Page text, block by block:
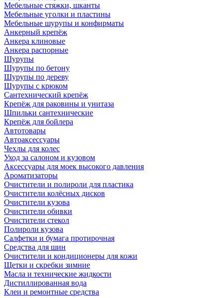
Мебельные стяжки, шканты
Мебельные уголки и пластины
Мебельные шурупы и конфирматы
Анкерный крепёж
Анкера клиновые
Анкера распорные
Шурупы
Шурупы по бетону
Шурупы по дереву
Шурупы с крюком
Сантехнический крепёж
Крепёж для раковины и унитаза
Шпильки сантехнические
Крепёж для бойлера
Автотовары
Автоаксессуары
Чехлы для колес
Уход за салоном и кузовом
Аксессуары для моек высокого давления
Ароматизаторы
Очистители и полироли для пластика
Очистители колёсных дисков
Очистители кузова
Очистители обивки
Очистители стекол
Полироли кузова
Салфетки и бумага протирочная
Средства для шин
Очистители и кондиционеры для кожи
Щетки и скребки зимние
Масла и технические жидкости
Дистиллированная вода
Клеи и ремонтные средства